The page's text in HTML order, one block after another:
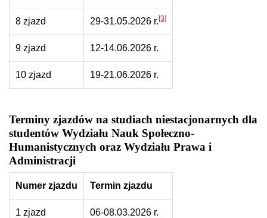
8 zjazd 29-31.05.2026 r.[3]
9 zjazd 12-14.06.2026 r.
10 zjazd 19-21.06.2026 r.
Terminy zjazdów na studiach niestacjonarnych dla
studentów Wydziału Nauk Społeczno-
Humanistycznych oraz Wydziału Prawa i
Administracji
Numer zjazdu Termin zjazdu
1 zjazd 06-08.03.2026 r.